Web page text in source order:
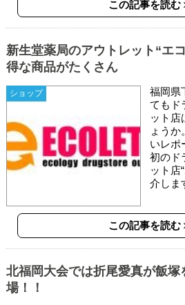
この記事を読む
ショップ
新生堂薬局のアウトレット“エ
得な商品がたくさん
福岡県
てもド
ット店
ょう
いレポ
初のド
ット店
介しま
この記事を読む
北福岡大会では折尾愛真が飯塚
場！！